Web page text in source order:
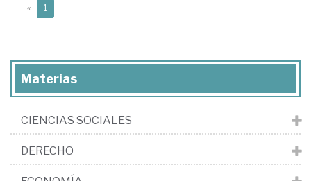
« 1
Materias
CIENCIAS SOCIALES
DERECHO